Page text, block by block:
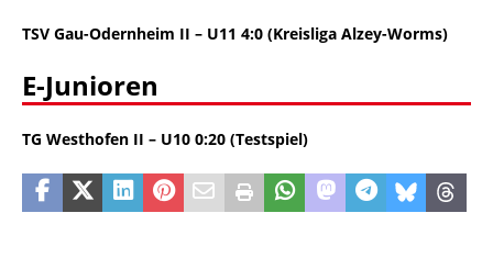
TSV Gau-Odernheim II – U11 4:0 (Kreisliga Alzey-Worms)
E-Junioren
TG Westhofen II – U10 0:20 (Testspiel)